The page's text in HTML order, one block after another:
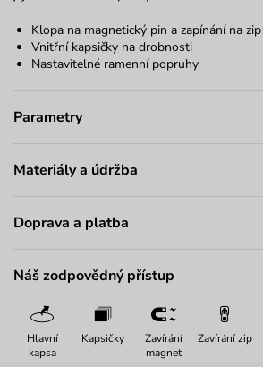
Klopa na magnetický pin a zapínání na zip
Vnitřní kapsičky na drobnosti
Nastavitelné ramenní popruhy
Parametry
Materiály a údržba
Doprava a platba
Náš zodpovědný přístup
Hlavní
kapsa
Kapsičky
Zavírání
magnet
Zavírání zip